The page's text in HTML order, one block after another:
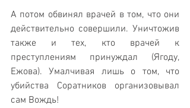
А потом обвинял врачей в том, что они
действительно совершили. Уничтожив
также и тех, кто врачей к
преступлениям принуждал (Ягоду,
Ежова). Умалчивая лишь о том, что
убийства Соратников организовывал
сам Вождь!